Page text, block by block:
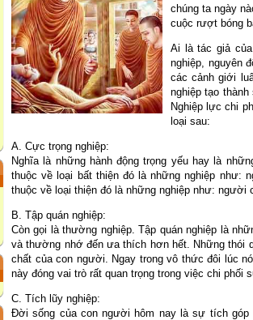
chúng ta ngày
cuộc rượt bóng
Ai là tác giả
nghiệp, nguyên
các cảnh giới
nghiệp tạo
Nghiệp lực chi
loại sau:
A. Cực trọng nghiệp:
Nghĩa là những hành động trọng yếu hay là
thuộc về loại bất thiện đó là những nghiệp như:
thuộc về loại thiện đó là những nghiệp như:
B. Tập quán nghiệp:
Còn gọi là thường nghiệp. Tập quán nghiệp là
và thường nhớ đến ưa thích hơn hết. Những thói
chất của con người. Ngay trong vô thức đôi lúc
này đóng vai trò rất quan trọng trong việc chi phối
C. Tích lũy nghiệp:
Đời sống của con người hôm nay là sự tích